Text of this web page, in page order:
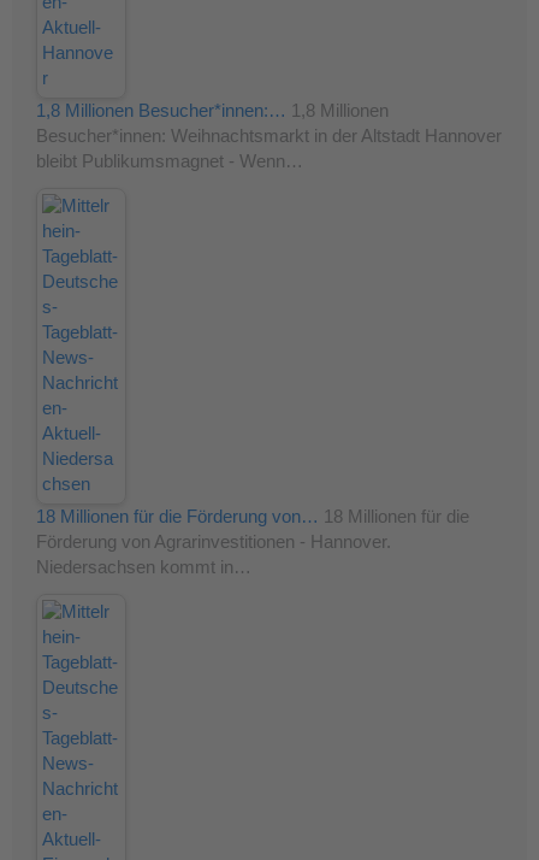
1,8 Millionen Besucher*innen:… 1,8 Millionen
Besucher*innen: Weihnachtsmarkt in der Altstadt Hannover
bleibt Publikumsmagnet - Wenn…
18 Millionen für die Förderung von… 18 Millionen für die
Förderung von Agrarinvestitionen - Hannover.
Niedersachsen kommt in…